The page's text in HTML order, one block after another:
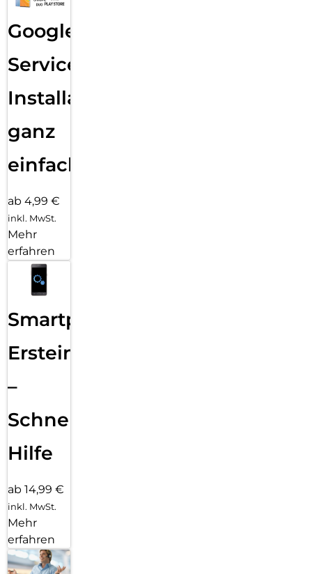
Google
Services
Installation
ganz
einfach
ab 4,99 €
inkl. MwSt.
Mehr
erfahren
Smartphone
Ersteinrichtung
–
Schnelle
Hilfe
ab 14,99 €
inkl. MwSt.
Mehr
erfahren